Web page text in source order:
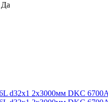
Да